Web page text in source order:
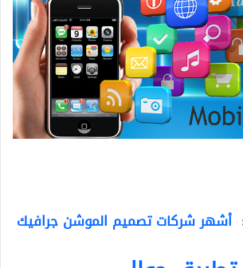
أشهر شركات تصميم الموشن جرافيك